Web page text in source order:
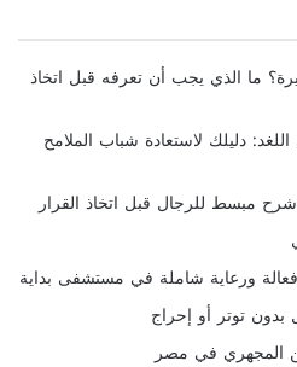
ما الذي يجب أن تعرفه قبل اتخاذ
دليلك لاستعادة شباب الملامح
مبسط للرجال قبل اتخاذ القرار
ورعاية شاملة في مستشفى بداية
بدون توتر أو إحراج
المجهري في مصر